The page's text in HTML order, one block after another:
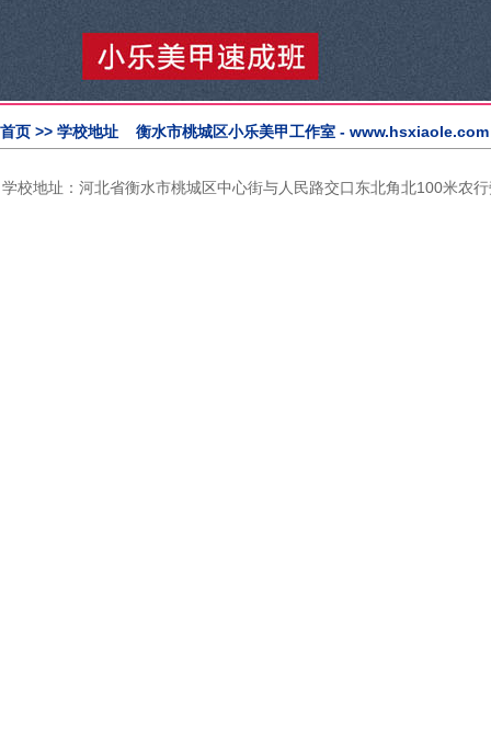
首页 >> 学校地址 衡水市桃城区小乐美甲工作室 - www.hsxiaole.com
学校地址：河北省衡水市桃城区中心街与人民路交口东北角北100米农